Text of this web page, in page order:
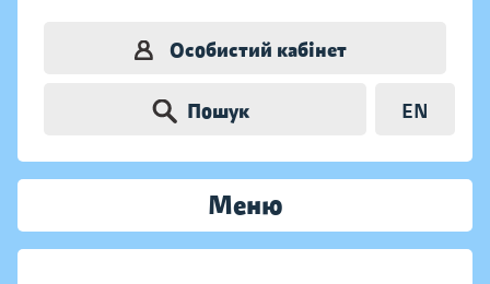
Особистий кабінет
Пошук EN
Меню